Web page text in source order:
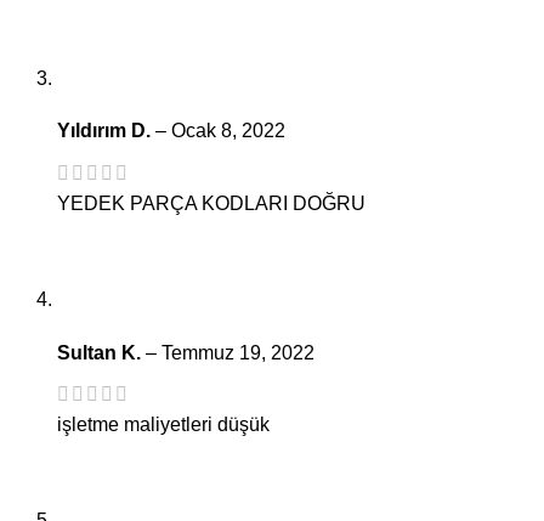
Yıldırım D. – Ocak 8, 2022
YEDEK PARÇA KODLARI DOĞRU
Sultan K. – Temmuz 19, 2022
işletme maliyetleri düşük